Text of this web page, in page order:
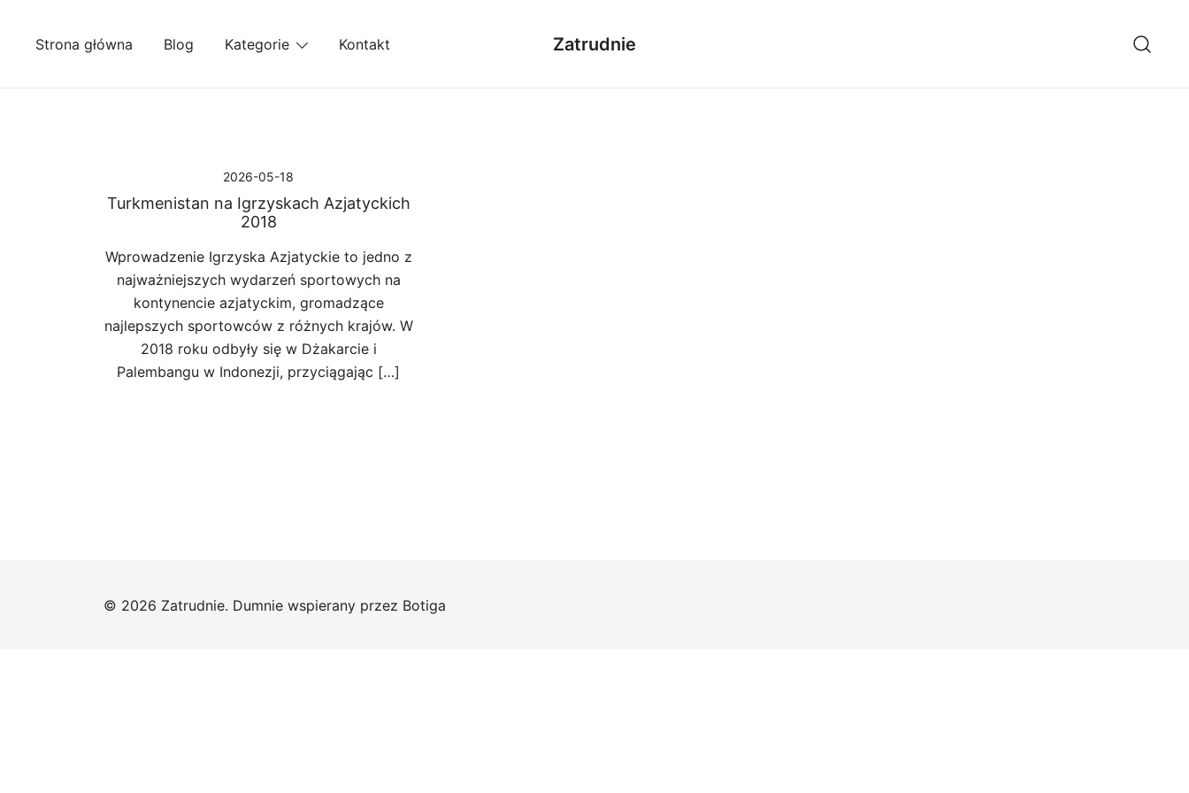
Strona główna Blog Kategorie Kontakt Zatrudnie
2026-05-18
Turkmenistan na Igrzyskach Azjatyckich
2018
Wprowadzenie Igrzyska Azjatyckie to jedno z
najważniejszych wydarzeń sportowych na
kontynencie azjatyckim, gromadzące
najlepszych sportowców z różnych krajów. W
2018 roku odbyły się w Dżakarcie i
Palembangu w Indonezji, przyciągając […]
© 2026 Zatrudnie. Dumnie wspierany przez Botiga